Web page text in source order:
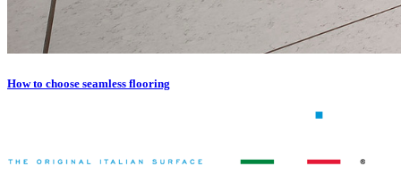
How to choose seamless flooring